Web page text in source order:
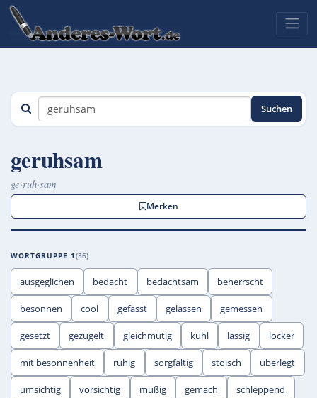
Suchen
geruhsam
ge·ruh·sam
Merken
WORTGRUPPE 1 36
ausgeglichen bedacht bedachtsam beherrscht
besonnen cool gefasst gelassen gemessen
gesetzt gezügelt gleichmütig kühl lässig locker
mit besonnenheit ruhig sorgfältig stoisch überlegt
umsichtig vorsichtig müßig gemach schleppend